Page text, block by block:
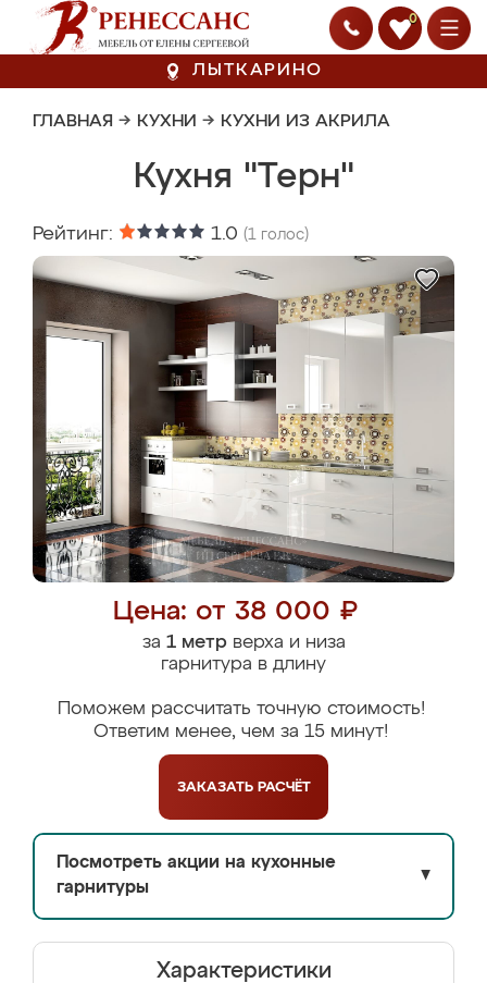
0
ЛЫТКАРИНО
ГЛАВНАЯ → КУХНИ → КУХНИ ИЗ АКРИЛА
Кухня "Терн"
Рейтинг: 1.0 (1 голос)
Цена: от 38 000 ₽
за 1 метрверха и низа
гарнитура в длину
Поможем рассчитать точную стоимость!
Ответим менее, чем за 15 минут!
ЗАКАЗАТЬ РАСЧЁТ
Посмотреть акции на кухонные
гарнитуры
▼
Характеристики